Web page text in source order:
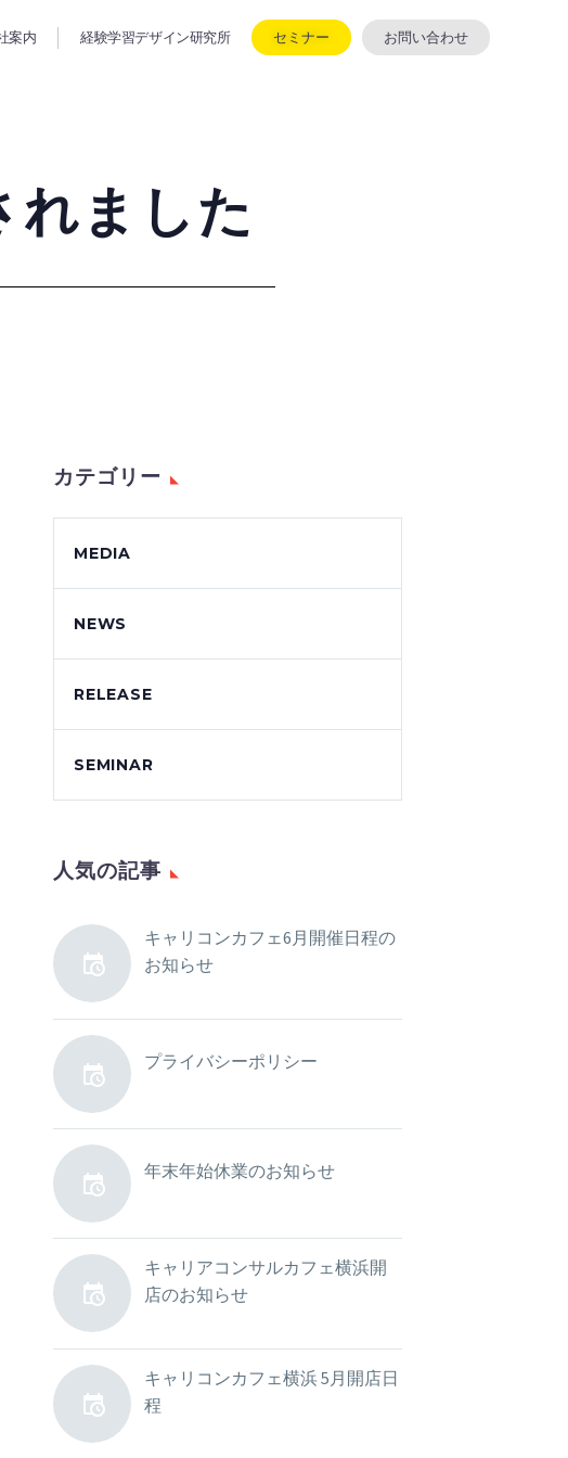
案内 経験学習デザイン研究所 セミナー お問い合わせ
ました
カテゴリー
MEDIA
NEWS
RELEASE
SEMINAR
人気の記事
キャリコンカフェ6月開催日程の
お知らせ
プライバシーポリシー
年末年始休業のお知らせ
キャリアコンサルカフェ横浜開
店のお知らせ
キャリコンカフェ横浜 5月開店日
程